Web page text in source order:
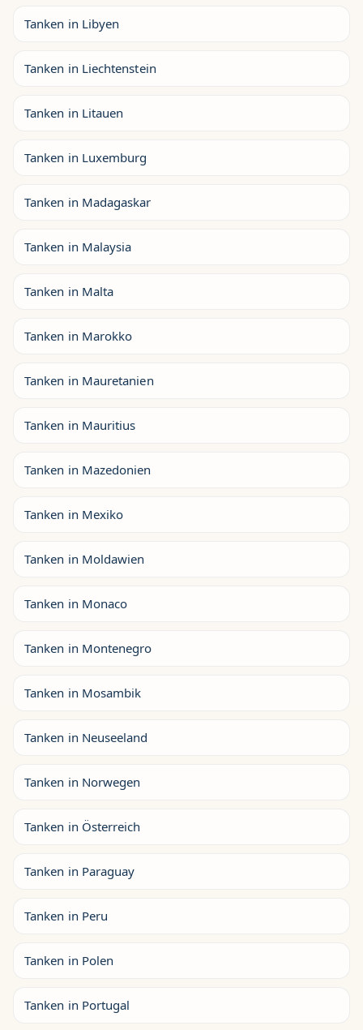
Tanken in Libyen
Tanken in Liechtenstein
Tanken in Litauen
Tanken in Luxemburg
Tanken in Madagaskar
Tanken in Malaysia
Tanken in Malta
Tanken in Marokko
Tanken in Mauretanien
Tanken in Mauritius
Tanken in Mazedonien
Tanken in Mexiko
Tanken in Moldawien
Tanken in Monaco
Tanken in Montenegro
Tanken in Mosambik
Tanken in Neuseeland
Tanken in Norwegen
Tanken in Österreich
Tanken in Paraguay
Tanken in Peru
Tanken in Polen
Tanken in Portugal